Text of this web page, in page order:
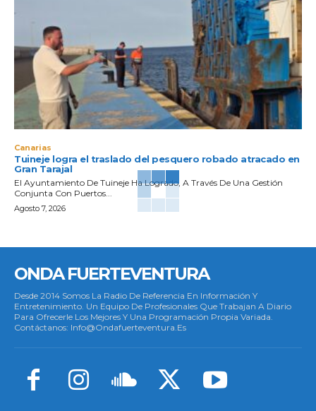
Canarias
Tuineje logra el traslado del pesquero robado atracado en
Gran Tarajal
El Ayuntamiento De Tuineje Ha Logrado, A Través De Una Gestión
Conjunta Con Puertos...
Agosto 7, 2026
ONDA FUERTEVENTURA
Desde 2014 Somos La Radio De Referencia En Información Y
Entretenimiento. Un Equipo De Profesionales Que Trabajan A Diario
Para Ofrecerle Los Mejores Y Una Programación Propia Variada.
Contáctanos: Info@ondafuerteventura.es